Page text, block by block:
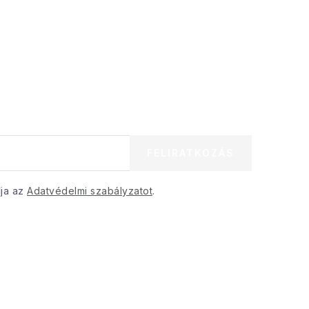
az Adatvédelmi szabályzatot.